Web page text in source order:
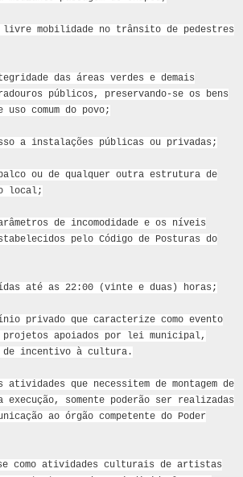
mobilidade no trânsito de pedestres
das áreas verdes e demais
públicos, preservando-se os bens
comum do povo;
a instalações públicas ou privadas;
ou de qualquer outra estrutura de
local;
de incomodidade e os níveis
pelo Código de Posturas do
até as 22:00 (vinte e duas) horas;
privado que caracterize como evento
projetos apoiados por lei municipal,
de incentivo à cultura.
que necessitem de montagem de
somente poderão ser realizadas
ao órgão competente do Poder
se como atividades culturais de artistas